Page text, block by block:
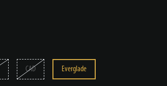
CAD Everglade